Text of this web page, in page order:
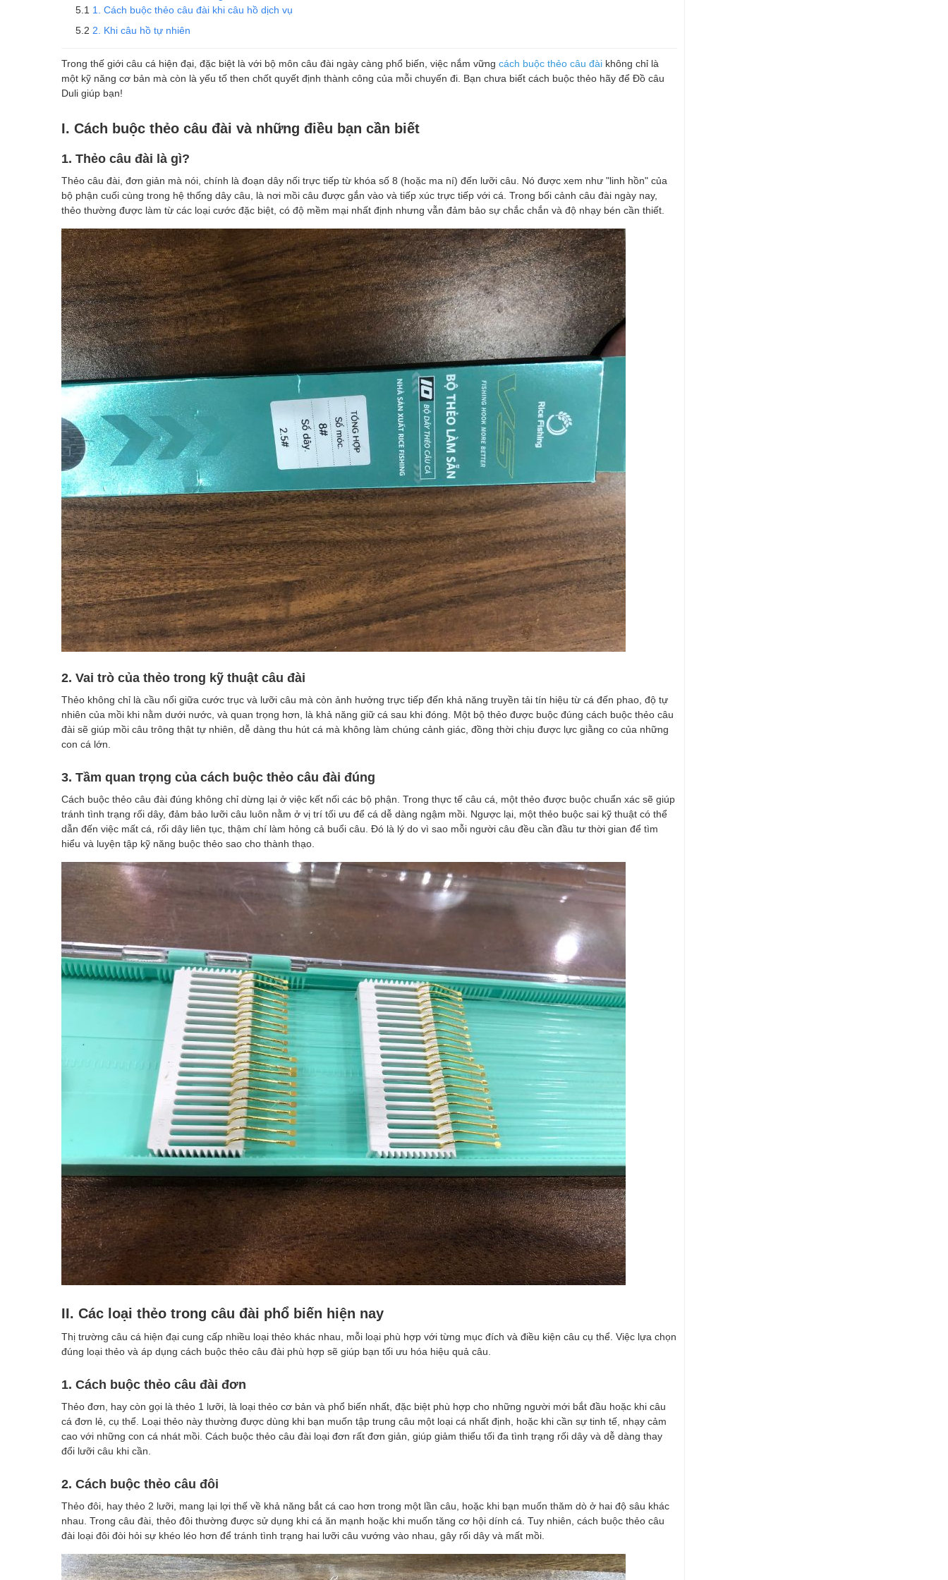
1. Cách buộc thẻo câu đài khi câu hồ dịch vụ
2. Khi câu hồ tự nhiên
Trong thế giới câu cá hiện đại, đặc biệt là với bộ môn câu đài ngày càng phổ biến, việc nắm vững cách buộc thẻo câu đài không chỉ là
một kỹ năng cơ bản mà còn là yếu tố then chốt quyết định thành công của mỗi chuyến đi. Bạn chưa biết cách buộc thẻo hãy để Đồ câu
Duli giúp bạn!
I. Cách buộc thẻo câu đài và những điều bạn cần biết
1. Thẻo câu đài là gì?
Thẻo câu đài, đơn giản mà nói, chính là đoạn dây nối trực tiếp từ khóa số 8 (hoặc ma ní) đến lưỡi câu. Nó được xem như "linh hồn" của
bộ phận cuối cùng trong hệ thống dây câu, là nơi mồi câu được gắn vào và tiếp xúc trực tiếp với cá. Trong bối cảnh câu đài ngày nay,
thẻo thường được làm từ các loại cước đặc biệt, có độ mềm mại nhất định nhưng vẫn đảm bảo sự chắc chắn và độ nhạy bén cần thiết.
2. Vai trò của thẻo trong kỹ thuật câu đài
Thẻo không chỉ là cầu nối giữa cước trục và lưỡi câu mà còn ảnh hưởng trực tiếp đến khả năng truyền tải tín hiệu từ cá đến phao, độ tự
nhiên của mồi khi nằm dưới nước, và quan trọng hơn, là khả năng giữ cá sau khi đóng. Một bộ thẻo được buộc đúng cách buộc thẻo câu
đài sẽ giúp mồi câu trông thật tự nhiên, dễ dàng thu hút cá mà không làm chúng cảnh giác, đồng thời chịu được lực giằng co của những
con cá lớn.
3. Tầm quan trọng của cách buộc thẻo câu đài đúng
Cách buộc thẻo câu đài đúng không chỉ dừng lại ở việc kết nối các bộ phận. Trong thực tế câu cá, một thẻo được buộc chuẩn xác sẽ giúp
tránh tình trạng rối dây, đảm bảo lưỡi câu luôn nằm ở vị trí tối ưu để cá dễ dàng ngậm mồi. Ngược lại, một thẻo buộc sai kỹ thuật có thể
dẫn đến việc mất cá, rối dây liên tục, thậm chí làm hỏng cả buổi câu. Đó là lý do vì sao mỗi người câu đều cần đầu tư thời gian để tìm
hiểu và luyện tập kỹ năng buộc thẻo sao cho thành thạo.
II. Các loại thẻo trong câu đài phổ biến hiện nay
Thị trường câu cá hiện đại cung cấp nhiều loại thẻo khác nhau, mỗi loại phù hợp với từng mục đích và điều kiện câu cụ thể. Việc lựa chọn
đúng loại thẻo và áp dụng cách buộc thẻo câu đài phù hợp sẽ giúp bạn tối ưu hóa hiệu quả câu.
1. Cách buộc thẻo câu đài đơn
Thẻo đơn, hay còn gọi là thẻo 1 lưỡi, là loại thẻo cơ bản và phổ biến nhất, đặc biệt phù hợp cho những người mới bắt đầu hoặc khi câu
cá đơn lẻ, cụ thể. Loại thẻo này thường được dùng khi bạn muốn tập trung câu một loại cá nhất định, hoặc khi cần sự tinh tế, nhạy cảm
cao với những con cá nhát mồi. Cách buộc thẻo câu đài loại đơn rất đơn giản, giúp giảm thiểu tối đa tình trạng rối dây và dễ dàng thay
đổi lưỡi câu khi cần.
2. Cách buộc thẻo câu đôi
Thẻo đôi, hay thẻo 2 lưỡi, mang lại lợi thế về khả năng bắt cá cao hơn trong một lần câu, hoặc khi bạn muốn thăm dò ở hai độ sâu khác
nhau. Trong câu đài, thẻo đôi thường được sử dụng khi cá ăn mạnh hoặc khi muốn tăng cơ hội dính cá. Tuy nhiên, cách buộc thẻo câu
đài loại đôi đòi hỏi sự khéo léo hơn để tránh tình trạng hai lưỡi câu vướng vào nhau, gây rối dây và mất mồi.